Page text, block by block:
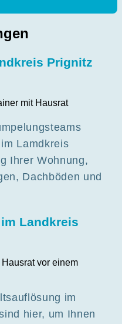
Prignitz
Lamdkreis
Ihrer Wohnung,
Dachböden und
Landkreis
im
hier, um Ihnen